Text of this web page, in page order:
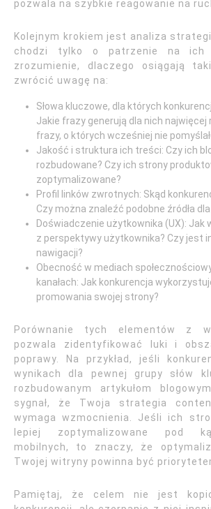
pozwala na szybkie reagowanie na
Kolejnym krokiem jest analiza
chodzi tylko o patrzenie na ich
zrozumienie, dlaczego osiągają
zwrócić uwagę na:
Słowa kluczowe, dla których
Jakie frazy generują dla nich najwięcej
frazy, o których wcześniej nie
Jakość i struktura ich treści: Czy ich
rozbudowane? Czy ich strony
zoptymalizowane?
Profil linków zwrotnych: Skąd
Czy można znaleźć podobne źródła
Doświadczenie użytkownika (UX): Jak
z perspektywy użytkownika? Czy jest
nawigacji?
Obecność w mediach
kanałach: Jak konkurencja
promowania swojej strony?
Porównanie tych elementów z
pozwala zidentyfikować luki i
poprawy. Na przykład, jeśli
wynikach dla pewnej grupy słów
rozbudowanym artykułom
sygnał, że Twoja strategia
wymaga wzmocnienia. Jeśli ich
lepiej zoptymalizowane pod
mobilnych, to znaczy, że
Twojej witryny powinna być
Pamiętaj, że celem nie jest